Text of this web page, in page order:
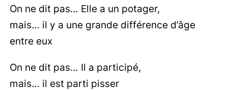
On ne dit pas… Elle a un potager,
mais… il y a une grande différence d’âge
entre eux
On ne dit pas… Il a participé,
mais… il est parti pisser